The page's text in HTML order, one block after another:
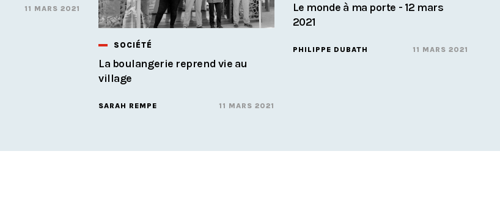
11 MARS 2021
SOCIÉTÉ
La boulangerie reprend vie au
village
SARAH REMPE 11 MARS 2021
Le monde à ma porte - 12 mars
2021
PHILIPPE DUBATH 11 MARS 2021